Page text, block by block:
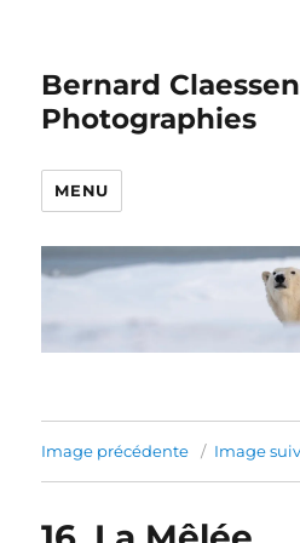
Bernard
Photographies
MENU
Image précédente Image